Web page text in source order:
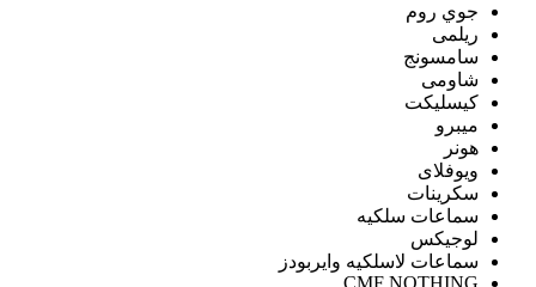
جوي روم
ريلمى
سامسونج
شاومى
كيسليكت
ميبرو
هونر
ويوفلاى
سكرينات
سماعات سلكيه
لوجيكس
سماعات لاسلكيه وايربودز